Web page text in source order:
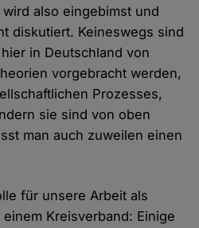
also eingebimst und
diskutiert. Keineswegs sind
in Deutschland von
vorgebracht werden,
Prozesses,
sie sind von oben
man auch zuweilen einen
für unsere Arbeit als
Kreisverband: Einige